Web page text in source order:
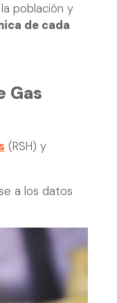
población y
de cada
Gas
(RSH) y
a los datos